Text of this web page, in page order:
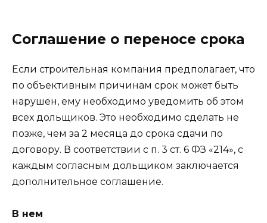
Соглашение о переносе срока
Если строительная компания предполагает, что
по объективным причинам срок может быть
нарушен, ему необходимо уведомить об этом
всех дольщиков. Это необходимо сделать не
позже, чем за 2 месяца до срока сдачи по
договору. В соответствии с п. 3 ст. 6 ФЗ «214», с
каждым согласным дольщиком заключается
дополнительное соглашение.
В нем